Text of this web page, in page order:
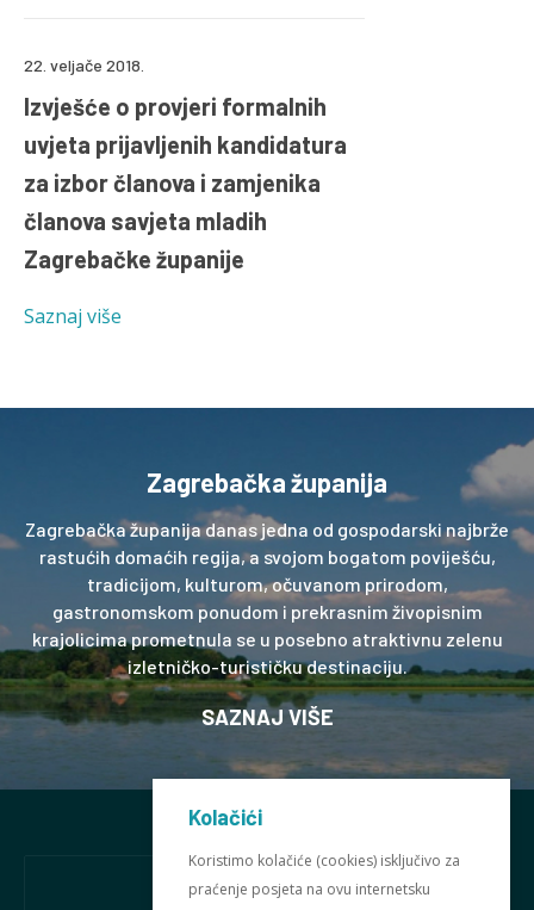
22. veljače 2018.
Izvješće o provjeri formalnih
uvjeta prijavljenih kandidatura
za izbor članova i zamjenika
članova savjeta mladih
Zagrebačke županije
Saznaj više
Zagrebačka županija
Zagrebačka županija danas jedna od gospodarski najbrže
rastućih domaćih regija, a svojom bogatom poviješću,
tradicijom, kulturom, očuvanom prirodom,
gastronomskom ponudom i prekrasnim živopisnim
krajolicima prometnula se u posebno atraktivnu zelenu
izletničko-turističku destinaciju.
SAZNAJ VIŠE
KONTAKT
Kolačići
Koristimo kolačiće (cookies) isključivo za
praćenje posjeta na ovu internetsku